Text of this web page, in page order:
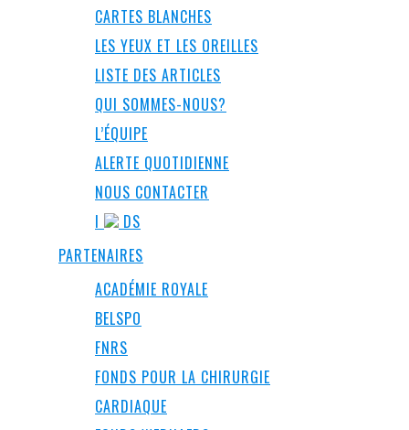
CARTES BLANCHES
LES YEUX ET LES OREILLES
LISTE DES ARTICLES
QUI SOMMES-NOUS?
L’ÉQUIPE
ALERTE QUOTIDIENNE
NOUS CONTACTER
I
DS
PARTENAIRES
ACADÉMIE ROYALE
BELSPO
FNRS
FONDS POUR LA CHIRURGIE
CARDIAQUE